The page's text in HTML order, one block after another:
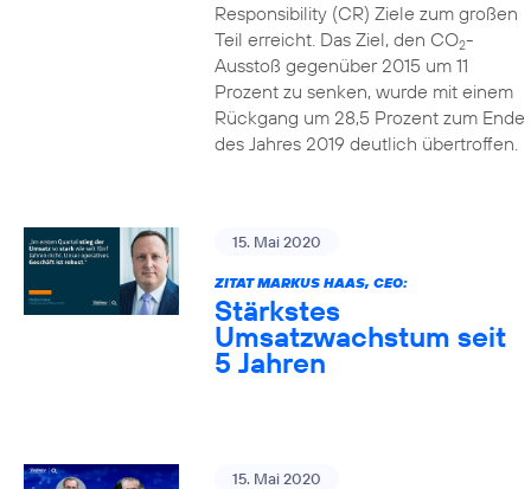
Responsibility (CR) Ziele zum großen
Teil erreicht. Das Ziel, den CO2-
Ausstoß gegenüber 2015 um 11
Prozent zu senken, wurde mit einem
Rückgang um 28,5 Prozent zum Ende
des Jahres 2019 deutlich übertroffen.
15. Mai 2020
ZITAT MARKUS HAAS, CEO:
Stärkstes
Umsatzwachstum seit
5 Jahren
15. Mai 2020